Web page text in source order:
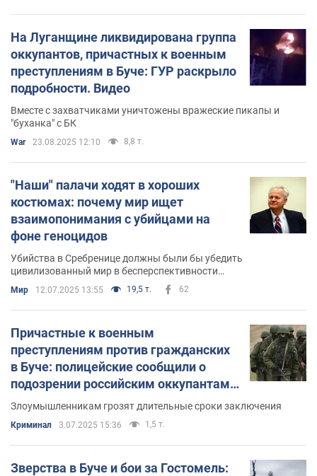
На Луганщине ликвидирована группа
оккупантов, причастных к военным
преступлениям в Буче: ГУР раскрыло
подробности. Видео
Вместе с захватчиками уничтожены вражеские пикапы и
"буханка" с БК
War 23.08.2025 12:10 8,8 т.
"Наши" палачи ходят в хороших
костюмах: почему мир ищет
взаимопонимания с убийцами на
фоне геноцидов
Убийства в Сребренице должны были бы убедить
цивилизованный мир в бесперспективности
взаимопонимания с убийцами. Однако то, что понятно для
других регионов и континентов, в Европе почему-то не
воспринимается как очевидное
Мир 12.07.2025 13:55 19,5 т. 62
Причастные к военным
преступлениям против гражданских
в Буче: полицейские сообщили о
подозрении российским оккупантам.
Фото
Злоумышленникам грозят длительные сроки заключения
Криминал 3.07.2025 15:36 1,5 т.
Зверства в Буче и бои за Гостомель: